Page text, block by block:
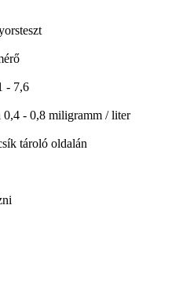
- 7,6
0,4 - 0,8 miligramm / liter
tároló oldalán